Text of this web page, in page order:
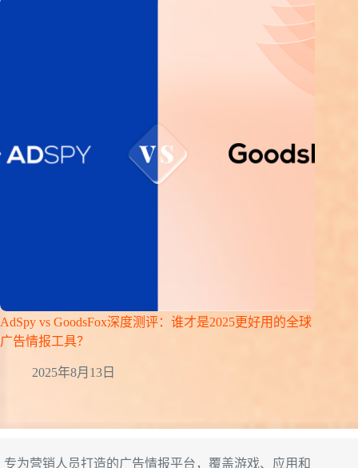
AdSpy vs GoodsFox深度测评：谁才是2025更好用的全球
广告情报工具？
2025年8月13日
专为营销人员打造的广告情报平台，覆盖游戏、应用和